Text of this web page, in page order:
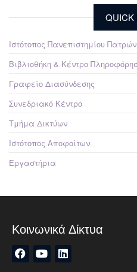
QUICK
Ιστότοπος Πανεπιστημίου Πατρών
Βιβλιοθήκη & Κέντρο
Γραφείο Διασύνδεσης
Συνεδριακό Κέντρο
Τμήμα Δικτύων
Ιστότοπος Αποφοίτων
Εργαστήρια
Κοινωνικά Δίκτυα